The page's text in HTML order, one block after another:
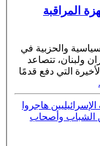
المراقبة
والحزبية في
ولبنان، تتصاعد
التي دفع قدمًا